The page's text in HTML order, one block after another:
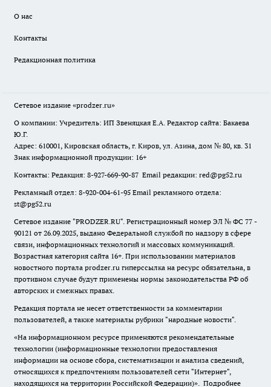
О нас
Контакты
Редакционная политика
Сетевое издание «prodzer.ru»
О компании: Учредитель: ИП Звеняцкая Е.А. Редактор сайта: Бакаева
Ю.Г.
Адрес: 610001, Кировская область, г. Киров, ул. Азина, дом № 80, кв. 31
Знак информационной продукции: 16+
Контакты: Редакция: 8-927-669-90-87 Email редакции: red@pg52.ru
Рекламный отдел: 8-920-004-61-95 Email рекламного отдела:
st@pg52.ru
Сетевое издание "PRODZER.RU". Регистрационный номер ЭЛ № ФС 77 -
90121 от 26.09.2025, выдано Федеральной службой по надзору в сфере
связи, информационных технологий и массовых коммуникаций.
Возрастная категория сайта 16+. При использовании материалов
новостного портала prodzer.ru гиперссылка на ресурс обязательна, в
противном случае будут применены нормы законодательства РФ об
авторских и смежных правах.
Редакция портала не несет ответственности за комментарии
пользователей, а также материалы рубрики "народные новости".
«На информационном ресурсе применяются рекомендательные
технологии (информационные технологии предоставления
информации на основе сбора, систематизации и анализа сведений,
относящихся к предпочтениям пользователей сети "Интернет",
находящихся на территории Российской Федерации)». Подробнее